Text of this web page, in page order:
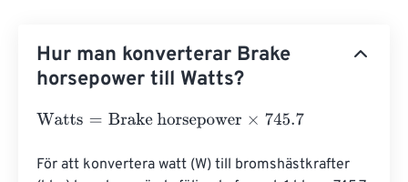
Hur man konverterar Brake
horsepower till Watts?
Watts= Brake horsepower×745.7
För att konvertera watt (W) till bromshästkrafter